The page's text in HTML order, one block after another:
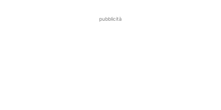
pubblicità